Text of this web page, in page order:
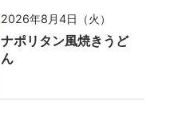
2026年8月4日（火）
ナポリタン風焼きうど
ん